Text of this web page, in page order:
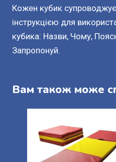
Кожен кубик
інструкцією для
кубика: Назви, Чому,
Запропонуй.
Вам також може